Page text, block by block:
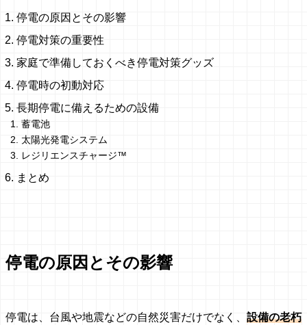
停電の原因とその影響
停電対策の重要性
家庭で準備しておくべき停電対策グッズ
停電時の初動対応
長期停電に備えるための設備
蓄電池
太陽光発電システム
レジリエンスチャージ™
まとめ
停電の原因とその影響
停電は、台風や地震などの自然災害だけでなく、 設備の老朽